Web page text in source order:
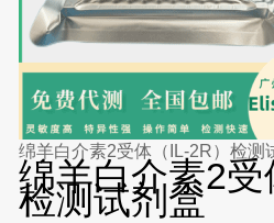
绵羊白介素2受体（IL-2R）检测
绵羊白介素2受
检测试剂盒